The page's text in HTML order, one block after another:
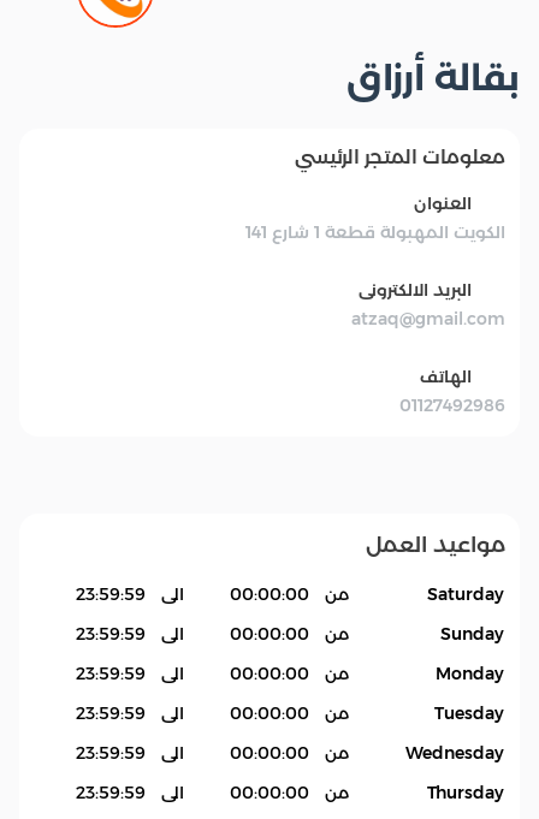
بقالة أرزاق
معلومات المتجر الرئيسي
العنوان
الكويت المهبولة قطعة 1 شارع 141
البريد الالكترونى
atzaq@gmail.com
الهاتف
01127492986
مواعيد العمل
Saturday من 00:00:00 الى
23:59:59
Sunday
من 00:00:00 الى
23:59:59
Monday
من 00:00:00 الى
23:59:59
Tuesday
من 00:00:00 الى
23:59:59
Wednesday
من 00:00:00 الى
23:59:59
Thursday
من 00:00:00 الى
23:59:59